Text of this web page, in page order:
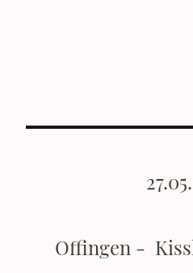
Offingen -